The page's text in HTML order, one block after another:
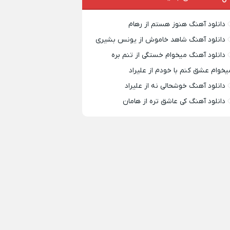
دانلود آهنگ هنوز هستم از رهام
دانلود آهنگ شاهد خاموش از یونس بشیری
دانلود آهنگ میخوام خستگی از تنم بره
عشق کنم با خودم از علیراد
دانلود آهنگ خوشحالی نه از علیراد
دانلود آهنگ کی عاشق تره از هامان